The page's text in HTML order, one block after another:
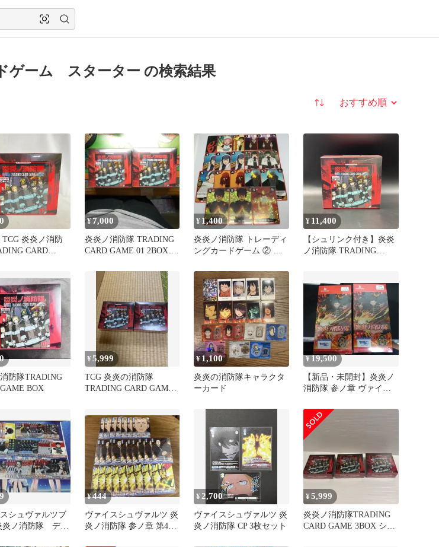
ゲーム スターター の検索結果
並び替え
TCG 炎炎ノ消防
CARD
¥7,000
炎炎ノ消防隊 TRADING
CARD GAME 01 2BOXシ
¥ 1,400
炎炎ノ消防隊 トレーディ
ングカードゲーム ② 第1
¥ 11,400
【シュリンク付き】炎炎
ノ消防隊 TRADING
防隊TRADING
BOX
¥5,999
TCG 炎炎の消防隊
TRADING CARD GAME
¥ 1,100
炎炎の消防隊キャラクタ
ーカード
¥ 19,500
【新品・未開封】炎炎ノ
消防隊 参ノ章 ヴァイス
シュヴァルツブ
炎ノ消防隊 デッ
¥444
ヴァイスシュヴァルツ 炎
炎ノ消防隊 参ノ章 第4特
¥ 2,700
ヴァイスシュヴァルツ 炎
炎ノ消防隊 CP 3枚セット
¥5,999
炎炎ノ消防隊TRADING
CARD GAME 3BOX シュ